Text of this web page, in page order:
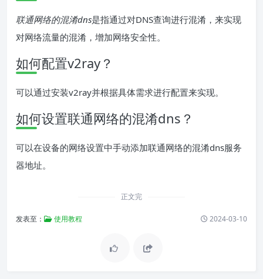
联通网络的混淆dns是指通过对DNS查询进行混淆，来实现
对网络流量的混淆，增加网络安全性。
如何配置v2ray？
可以通过安装v2ray并根据具体需求进行配置来实现。
如何设置联通网络的混淆dns？
可以在设备的网络设置中手动添加联通网络的混淆dns服务
器地址。
正文完
发表至： 使用教程 2024-03-10